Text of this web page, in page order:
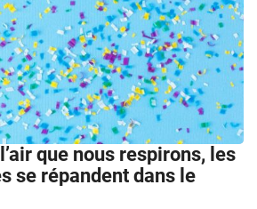
que nous respirons, les
se répandent dans le